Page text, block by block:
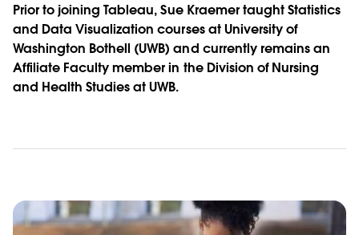
Prior to joining Tableau, Sue Kraemer taught Statistics
and Data Visualization courses at University of
Washington Bothell (UWB) and currently remains an
Affiliate Faculty member in the Division of Nursing
and Health Studies at UWB.